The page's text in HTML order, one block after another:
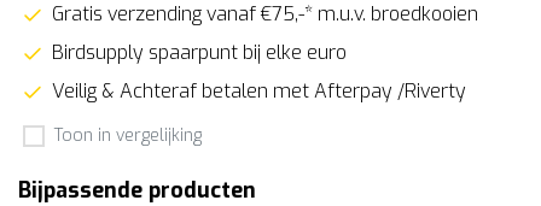
Gratis verzending vanaf €75,-* m.u.v. broedkooien
Birdsupply spaarpunt bij elke euro
Veilig & Achteraf betalen met Afterpay /Riverty
Toon in vergelijking
Bijpassende producten